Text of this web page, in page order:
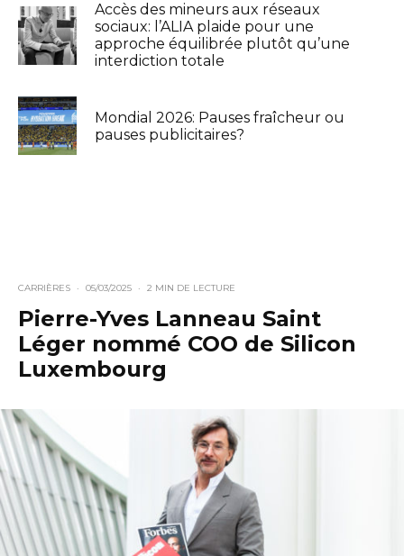
Accès des mineurs aux réseaux
sociaux: l’ALIA plaide pour une
approche équilibrée plutôt qu’une
interdiction totale
Mondial 2026: Pauses fraîcheur ou
pauses publicitaires?
CARRIÈRES · 05/03/2025 · 2 MIN DE LECTURE
Pierre-Yves Lanneau Saint
Léger nommé COO de Silicon
Luxembourg